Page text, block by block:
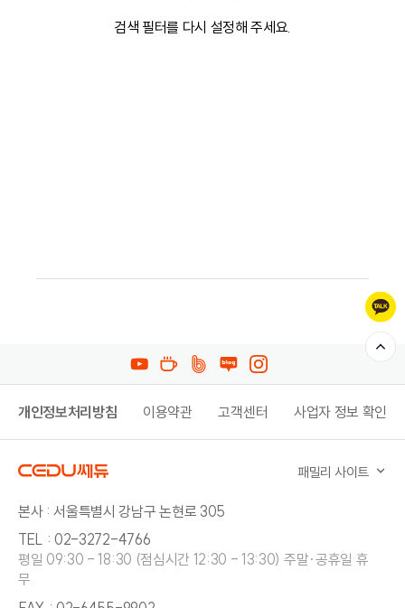
검색 필터를 다시 설정해 주세요.
개인정보처리방침 이용약관 고객센터 사업자 정보 확인
패밀리 사이트
본사 : 서울특별시 강남구 논현로 305
TEL : 02-3272-4766
평일 09:30 - 18:30 (점심시간 12:30 - 13:30) 주말·공휴일 휴
무